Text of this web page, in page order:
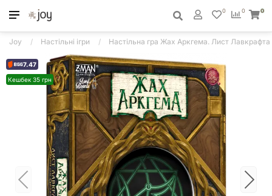
0
0 0
Joy Настільні ігри Настільна гра Жах Аркгема. Лист
7.47
Кешбек 35 грн